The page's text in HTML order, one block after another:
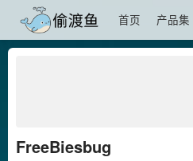
首页 产品集
FreeBiesbug